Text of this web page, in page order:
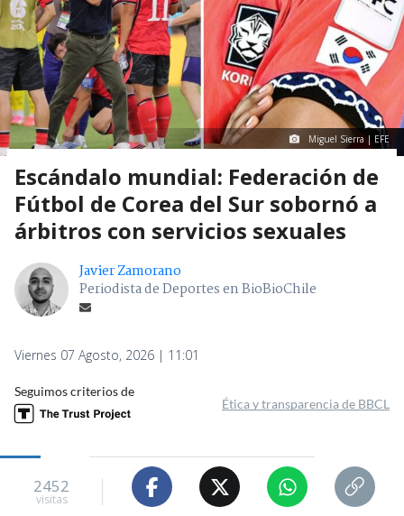
Miguel Sierra | EFE
Escándalo mundial: Federación de
Fútbol de Corea del Sur sobornó a
árbitros con servicios sexuales
Javier Zamorano
Periodista de Deportes en BioBioChile
Viernes 07 Agosto, 2026 | 11:01
Seguimos criterios de
Ética y transparencia de BBCL
2452
visitas